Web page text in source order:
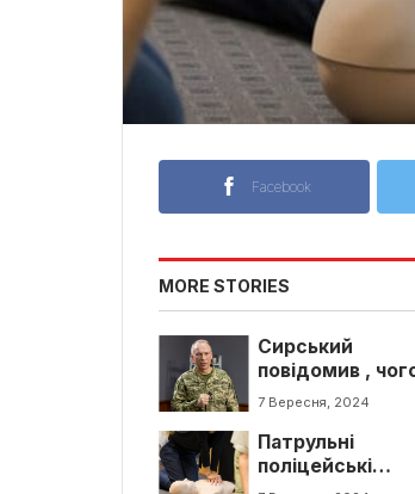
Facebook
MORE STORIES
Сирський
повідомив ,
найбільше чекає
7 Вересня, 2024
Патрульні
поліцейські